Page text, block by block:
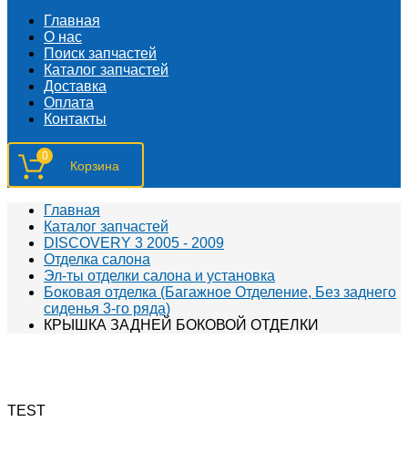
Главная
О нас
Поиск запчастeй
Каталог запчастей
Доставка
Оплата
Контакты
0
Главная
Каталог запчастей
DISCOVERY 3 2005 - 2009
Отделка салона
Эл-ты отделки салона и установка
Боковая отделка (Багажное Отделение, Без заднего
сиденья 3-го ряда)
КРЫШКА ЗАДНЕЙ БОКОВОЙ ОТДЕЛКИ
TEST